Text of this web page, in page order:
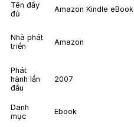
Tên đầy
đủ
Amazon Kindle eBook
Nhà phát
triển
Amazon
Phát
hành lần
đầu
2007
Danh
mục
Ebook